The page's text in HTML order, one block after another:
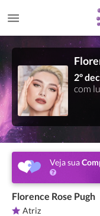
2º
com
Veja sua
Florence Rose Pugh
Atriz